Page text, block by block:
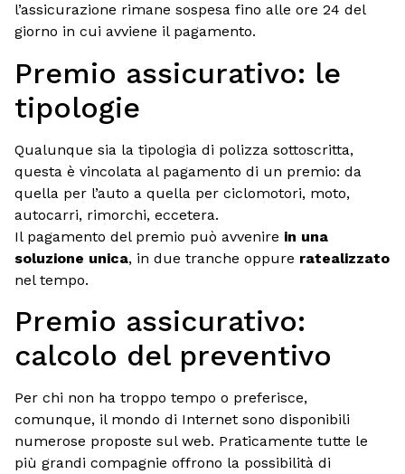
l’assicurazione rimane sospesa fino alle ore 24 del
giorno in cui avviene il pagamento.
Premio assicurativo: le
tipologie
Qualunque sia la tipologia di polizza sottoscritta,
questa è vincolata al pagamento di un premio: da
quella per l’auto a quella per ciclomotori, moto,
autocarri, rimorchi, eccetera.
Il pagamento del premio può avvenire in una
soluzione unica, in due tranche oppure ratealizzato
nel tempo.
Premio assicurativo:
calcolo del preventivo
Per chi non ha troppo tempo o preferisce,
comunque, il mondo di Internet sono disponibili
numerose proposte sul web. Praticamente tutte le
più grandi compagnie offrono la possibilità di